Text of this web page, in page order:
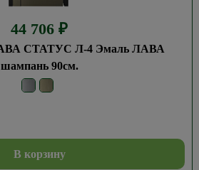
44 706 ₽
СТАТУС Л-4 Эмаль ЛАВА
шампань 90см.
В корзину